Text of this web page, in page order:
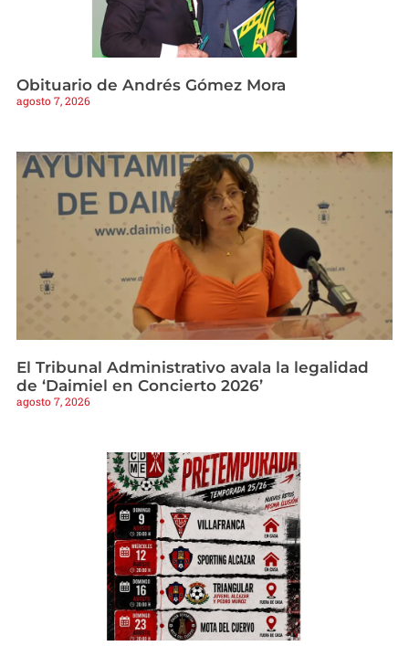
Obituario de Andrés Gómez Mora
agosto 7, 2026
El Tribunal Administrativo avala la legalidad
de ‘Daimiel en Concierto 2026’
agosto 7, 2026